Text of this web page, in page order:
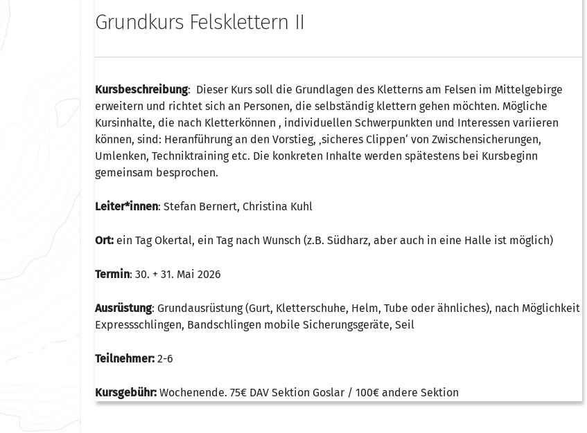
Grundkurs Felsklettern II
Kursbeschreibung: Dieser Kurs soll die Grundlagen des Kletterns am Felsen im Mittelgebirge
erweitern und richtet sich an Personen, die selbständig klettern gehen möchten. Mögliche
Kursinhalte, die nach Kletterkönnen , individuellen Schwerpunkten und Interessen variieren
können, sind: Heranführung an den Vorstieg, ‚sicheres Clippen‘ von Zwischensicherungen,
Umlenken, Techniktraining etc. Die konkreten Inhalte werden spätestens bei Kursbeginn
gemeinsam besprochen.
Leiter*innen: Stefan Bernert, Christina Kuhl
Ort: ein Tag Okertal, ein Tag nach Wunsch (z.B. Südharz, aber auch in eine Halle ist möglich)
Termin: 30. + 31. Mai 2026
Ausrüstung: Grundausrüstung (Gurt, Kletterschuhe, Helm, Tube oder ähnliches), nach Möglichkeit
Expressschlingen, Bandschlingen mobile Sicherungsgeräte, Seil
Teilnehmer: 2-6
Kursgebühr: Wochenende. 75€ DAV Sektion Goslar / 100€ andere Sektion